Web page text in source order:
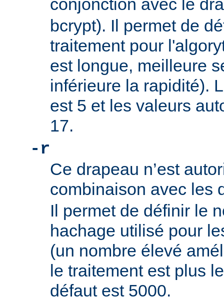
conjonction avec le
bcrypt). Il permet de
traitement pour
est longue, meilleure
inférieure la rapidité).
est 5 et les valeurs
17.
-r
Ce drapeau n’est
combinaison avec les
Il permet de définir le
hachage utilisé pour
(un nombre élevé
le traitement est plus
défaut est 5000.